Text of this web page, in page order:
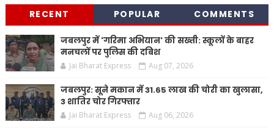
RECENT POPULAR COMMENTS
जबलपुर में 'गरिमा अभियान' की सख्ती: स्कूलों के बाहर
मनचलों पर पुलिस की दबिश
Jai Bharat Express Aug 07, 2026
जबलपुर: सूने मकान में 31.65 लाख की चोरी का खुलासा,
3 शातिर चोर गिरफ्तार
Jai Bharat Express Aug 06, 2026